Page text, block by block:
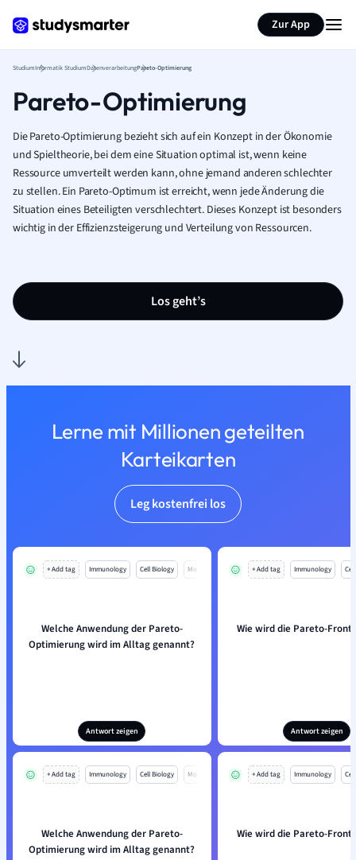
Zur App
StudiumInformatik StudiumDatenverarbeitungPareto-Optimierung
Pareto-Optimierung
Die Pareto-Optimierung bezieht sich auf ein Konzept in der Ökonomie
und Spieltheorie, bei dem eine Situation optimal ist, wenn keine
Ressource umverteilt werden kann, ohne jemand anderen schlechter
zu stellen. Ein Pareto-Optimum ist erreicht, wenn jede Änderung die
Situation eines Beteiligten verschlechtert. Dieses Konzept ist besonders
wichtig in der Effizienzsteigerung und Verteilung von Ressourcen.
Los geht’s
Lerne mit Millionen geteilten
Karteikarten
Leg kostenfrei los
+ Add tag Immunology Cell Biology Mo
Welche Anwendung der Pareto-
Optimierung wird im Alltag genannt?
Antwort zeigen
+ Add tag Immunology
Wie wird die Pareto-Front
Antwort zeigen
+ Add tag Immunology Cell Biology Mo
Welche Anwendung der Pareto-
Optimierung wird im Alltag genannt?
+ Add tag Immunology
Wie wird die Pareto-Front